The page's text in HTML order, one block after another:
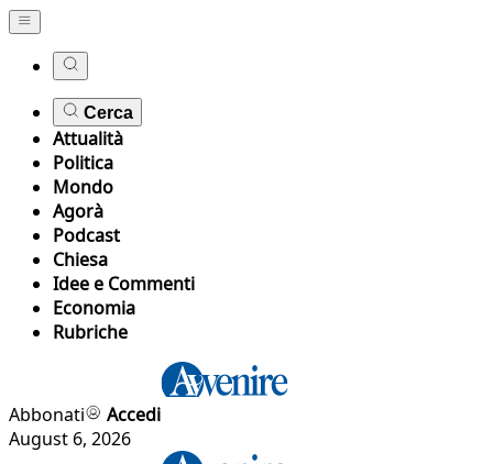
Cerca
Attualità
Politica
Mondo
Agorà
Podcast
Chiesa
Idee e Commenti
Economia
Rubriche
Abbonati
Accedi
August 6, 2026